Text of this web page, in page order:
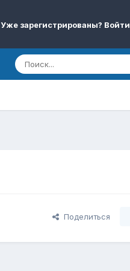
Уже зарегистрированы? Войти
Поделиться